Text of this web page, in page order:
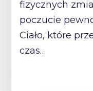
fizycznych
poczucie
Ciało, które
czas…